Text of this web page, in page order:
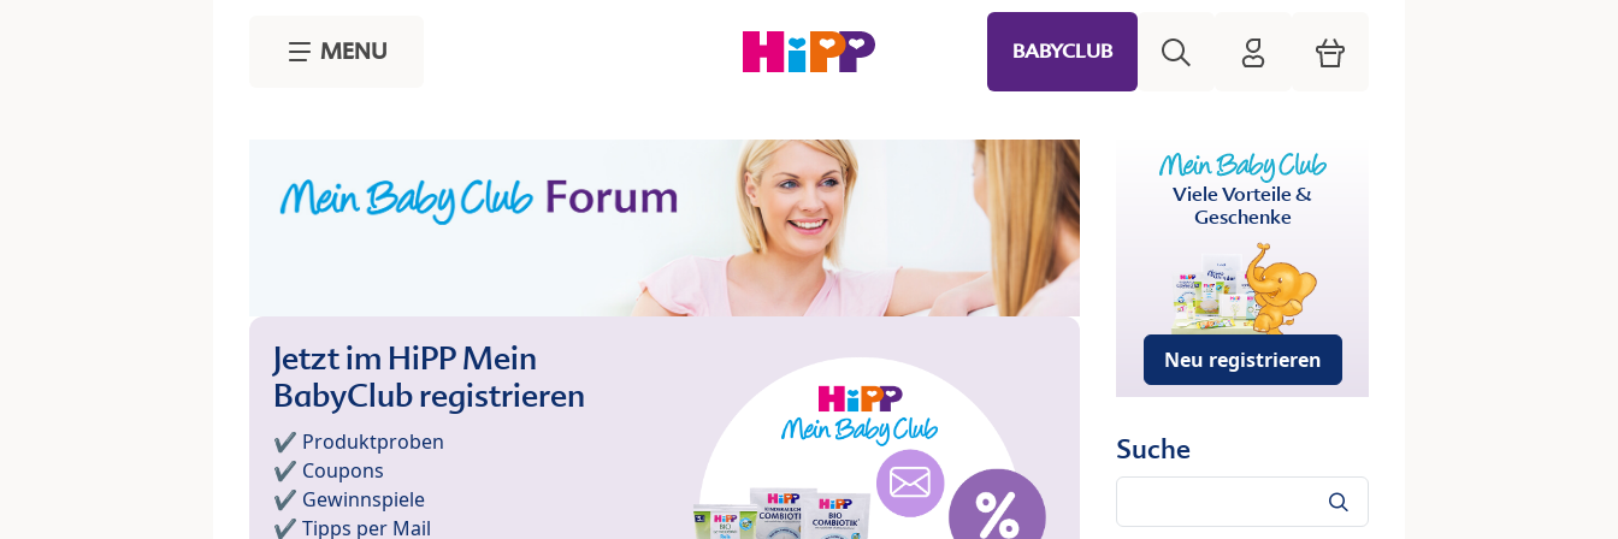
MENU BABYCLUB HiPP Mein Babyclub
Warenkorb
Jetzt im HiPP Mein
BabyClub registrieren
✔️ Produktproben
✔️ Coupons
✔️ Gewinnspiele
✔️ Tipps per Mail
Viele Vorteile &
Geschenke
Neu registrieren
Suche